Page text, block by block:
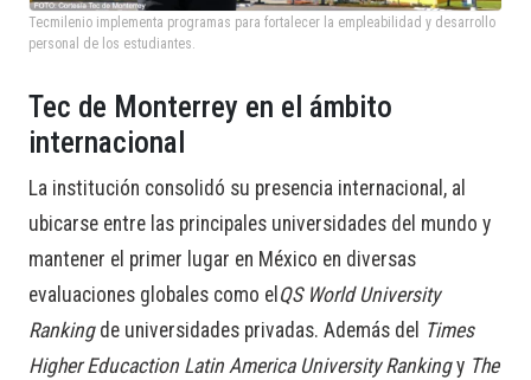
Tecmilenio implementa programas para fortalecer la empleabilidad y desarrollo
personal de los estudiantes.
Tec de Monterrey en el ámbito
internacional
La institución consolidó su presencia internacional, al
ubicarse entre las principales universidades del mundo y
mantener el primer lugar en México en diversas
evaluaciones globales como el QS World University
Ranking de universidades privadas. Además del Times
Higher Educaction Latin America University Rankingy The